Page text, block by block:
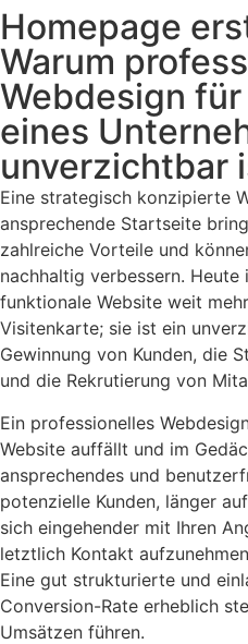
Homepage
Warum
Webdesign
eines
unverzichtbar
Eine strategisch konzipierte
ansprechende Startseite
zahlreiche Vorteile und
nachhaltig verbessern.
funktionale Website weit
Visitenkarte; sie ist ein
Gewinnung von Kunden, die
und die Rekrutierung von
Ein professionelles
Website auffällt und im
ansprechendes und
potenzielle Kunden, länger
sich eingehender mit Ihren
letztlich Kontakt
Eine gut strukturierte und
Conversion-Rate erheblich
Umsätzen führen.